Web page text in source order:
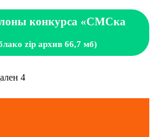
конкурса «СМСка
zip архив 66,7 мб)
4